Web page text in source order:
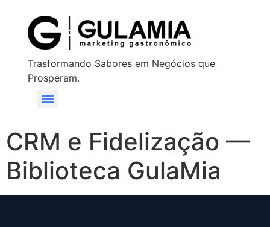
Trasformando Sabores em Negócios que
Prosperam.
CRM e Fidelização —
Biblioteca GulaMia